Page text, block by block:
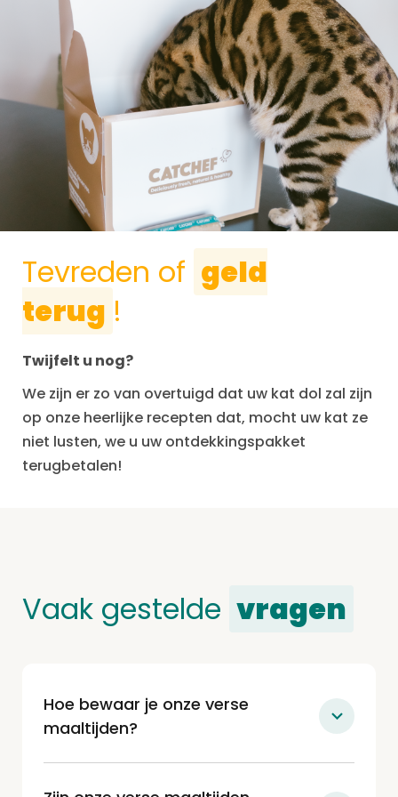
Tevreden of geld
terug !
Twijfelt u nog?
We zijn er zo van overtuigd dat uw kat dol zal zijn
op onze heerlijke recepten dat, mocht uw kat ze
niet lusten, we u uw ontdekkingspakket
terugbetalen!
Vaak gestelde vragen
Hoe bewaar je onze verse
maaltijden?